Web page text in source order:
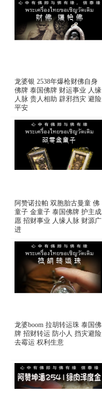
龙婆银 2538年爆枪财佛自身
佛牌 泰国佛牌 财运事业 人缘
人脉 贵人相助 辟邪挡灾 避险
平安
阿赞诺拉帕 双胞胎古曼童 佛
童子 金童子 泰国佛牌 护主成
愿 招财事业 人缘人脉 财源广
进
龙婆boom 拉胡转运珠 泰国佛
牌 招财转运 防小人 挡灾避险
去霉运 权利生意